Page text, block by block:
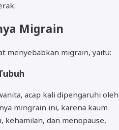
Migrain
menyebabkan migrain, yaitu:
acap kali dipengaruhi oleh
mingrain ini, karena kaum
kehamilan, dan menopause,